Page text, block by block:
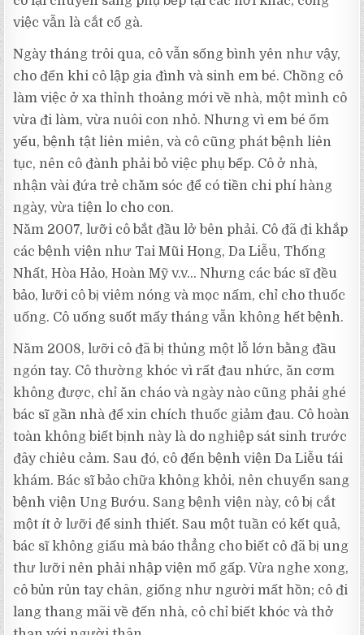
việc vẫn là cắt cổ gà.
Ngày tháng trôi qua, cô vẫn sống bình yên như vậy,
cho đến khi cô lập gia đình và sinh em bé. Chồng cô
làm việc ở xa thỉnh thoảng mới về nhà, một mình cô
vừa đi làm, vừa nuôi con nhỏ. Nhưng vì em bé ốm
yếu, bệnh tật liên miên, và cô cũng phát bệnh liên
tục, nên cô đành phải bỏ việc phụ bếp. Cô ở nhà,
nhận vài đứa trẻ chăm sóc để có tiền chi phí hàng
ngày, vừa tiện lo cho con.
Năm 2007, lưỡi cô bắt đầu lở bên phải. Cô đã đi khắp
các bệnh viện như Tai Mũi Họng, Da Liễu, Thống
Nhất, Hòa Hảo, Hoàn Mỹ v.v… Nhưng các bác sĩ đều
bảo, lưỡi cô bị viêm nóng và mọc nấm, chỉ cho thuốc
uống. Cô uống suốt mấy tháng vẫn không hết bệnh.
Năm 2008, lưỡi cô đã bị thủng một lỗ lớn bằng đầu
ngón tay. Cô thường khóc vì rất đau nhức, ăn cơm
không được, chỉ ăn cháo và ngày nào cũng phải ghé
bác sĩ gần nhà để xin chích thuốc giảm đau. Cô hoàn
toàn không biết bịnh này là do nghiệp sát sinh trước
đây chiêu cảm. Sau đó, cô đến bệnh viện Da Liễu tái
khám. Bác sĩ bảo chữa không khỏi, nên chuyển sang
bệnh viện Ung Bướu. Sang bệnh viện này, cô bị cắt
một ít ở lưỡi để sinh thiết. Sau một tuần có kết quả,
bác sĩ không giấu mà báo thẳng cho biết cô đã bị ung
thư lưỡi nên phải nhập viện mổ gấp. Vừa nghe xong,
cô bủn rủn tay chân, giống như người mất hồn; cô đi
lang thang mãi về đến nhà, cô chỉ biết khóc và thở